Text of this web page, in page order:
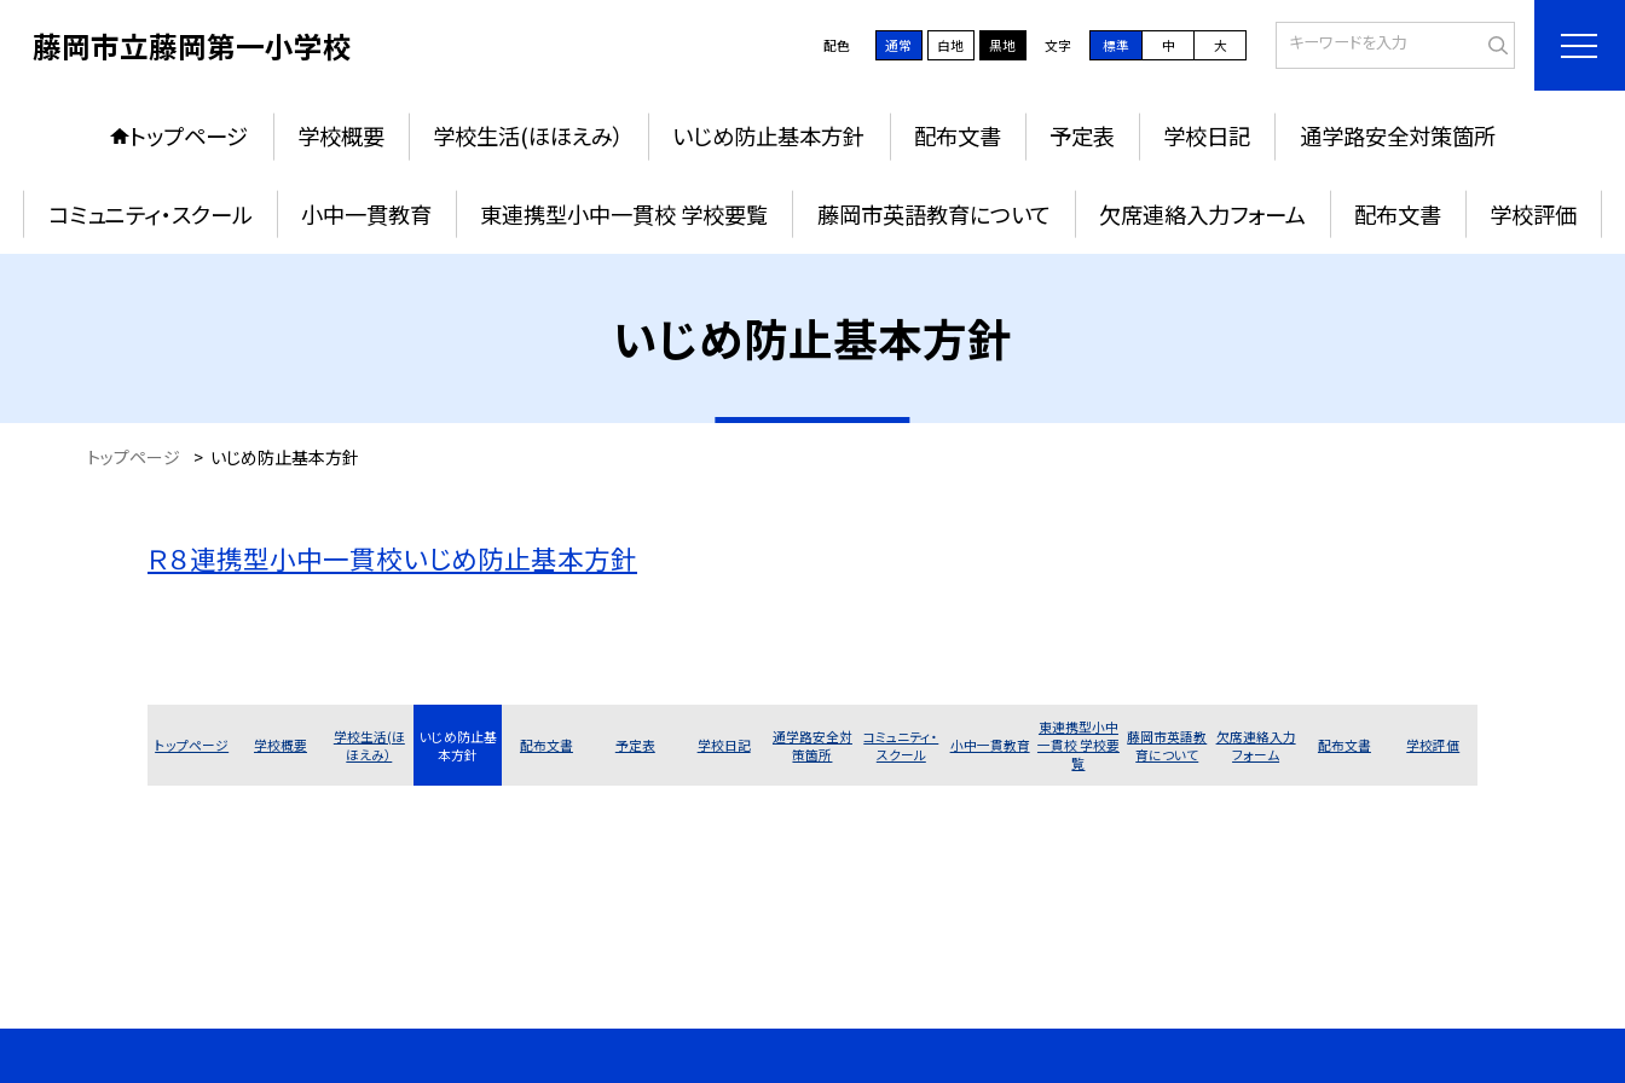
藤岡市立藤岡第一小学校 配色 通常 白地 黒地 文字 標準 中 大
トップページ 学校概要 学校生活(ほほえみ） いじめ防止基本方針 配布文書 予定表 学校日記 通学路安全対策箇所
コミュニティ・スクール 小中一貫教育 東連携型小中一貫校 学校要覧 藤岡市英語教育について 欠席連絡入力フォーム 配布文書 学校評価
いじめ防止基本方針
トップページ > いじめ防止基本方針
Ｒ８連携型小中一貫校いじめ防止基本方針
トップページ 学校概要
学校生活(ほ
ほえみ）
いじめ防止基
本方針
配布文書 予定表 学校日記
通学路安全対
策箇所
コミュニティ・
スクール
小中一貫教育
東連携型小中
一貫校 学校要
覧
藤岡市英語教
育について
欠席連絡入力
フォーム
配布文書 学校評価